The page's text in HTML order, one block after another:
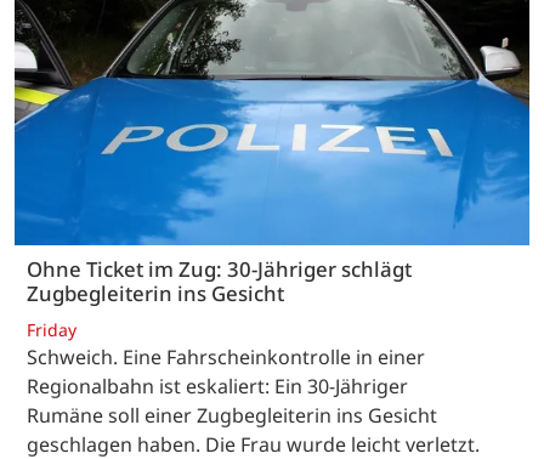
Ohne Ticket im Zug: 30-Jähriger schlägt
Zugbegleiterin ins Gesicht
Friday
Schweich. Eine Fahrscheinkontrolle in einer
Regionalbahn ist eskaliert: Ein 30-Jähriger
Rumäne soll einer Zugbegleiterin ins Gesicht
geschlagen haben. Die Frau wurde leicht verletzt.